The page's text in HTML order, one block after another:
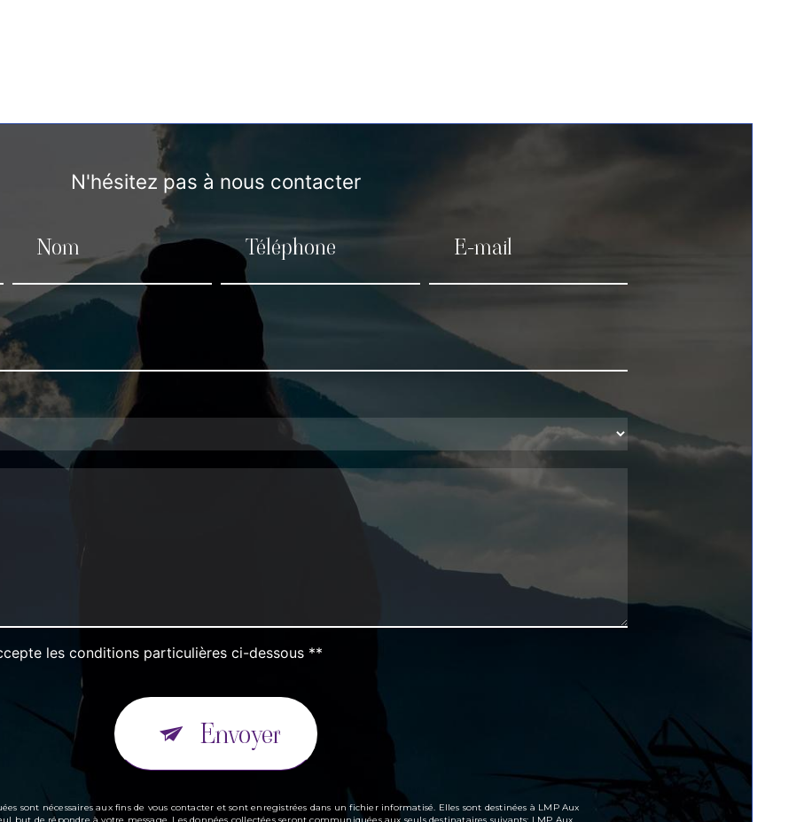
N'hésitez pas à nous contacter
les conditions particulières ci-dessous **
Envoyer
sont nécessaires aux fins de vous contacter et sont enregistrées dans un fichier informatisé. Elles sont destinées à LMP Aux